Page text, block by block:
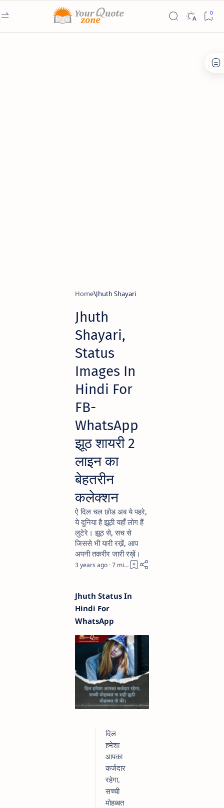
Home Jhuth Shayari
Jhuth
Shayari,
Status
Images In
Hindi For
FB-
WhatsApp
झूठ शायरी 2
लाइन का
बेहतरीन
कलेक्शन
ऐ दिल चल छोड अब ये पहरे,
ये दुनिया है झूठी यहाँ लोग हैं
लुटेरे। झूठ से, सच से
जिससे भी यारी रख़ें, आप
अपनी तकरीर जारी रख़ें।
3 years ago 7
Jhuth Status In
Hindi For
WhatsApp
दिल
हमेशा
आपका
कर्जदार
रहेगा,
सच्ची
मोहब्बत